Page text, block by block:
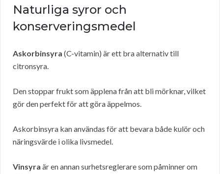
Naturliga syror och
konserveringsmedel
Askorbinsyra (C-vitamin) är ett bra alternativ till
citronsyra.
Den stoppar frukt som äpplena från att bli mörknar, vilket
gör den perfekt för att göra äppelmos.
Askorbinsyra kan användas för att bevara både kulör och
näringsvärde i olika livsmedel.
Vinsyra är en annan surhetsreglerare som påminner om